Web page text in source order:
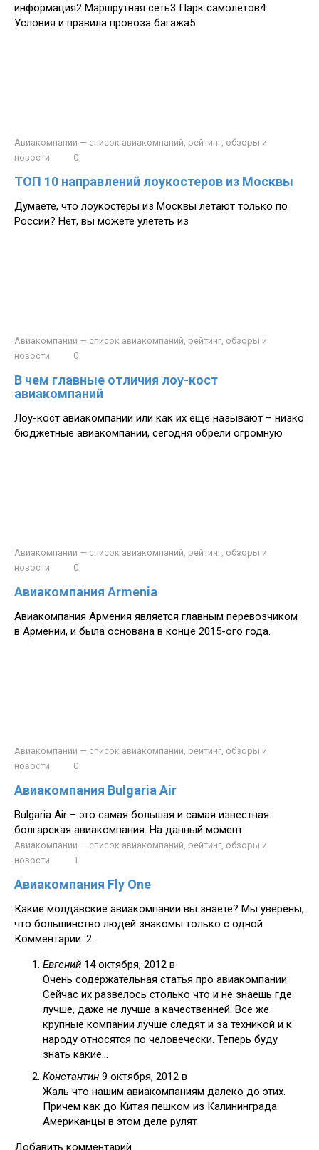
информация2 Маршрутная сеть3 Парк самолетов4
Условия и правила провоза багажа5
Авиакомпании — список авиакомпаний, рейтинг, обзоры и
новости
0
ТОП 10 направлений лоукостеров из Москвы
Думаете, что лоукостеры из Москвы летают только по
России? Нет, вы можете улететь из
Авиакомпании — список авиакомпаний, рейтинг, обзоры и
новости
0
В чем главные отличия лоу-кост
авиакомпаний
Лоу-кост авиакомпании или как их еще называют – низко
бюджетные авиакомпании, сегодня обрели огромную
Авиакомпании — список авиакомпаний, рейтинг, обзоры и
новости
0
Авиакомпания Armenia
Авиакомпания Армения является главным перевозчиком
в Армении, и была основана в конце 2015-ого года.
Авиакомпании — список авиакомпаний, рейтинг, обзоры и
новости
0
Авиакомпания Bulgaria Air
Bulgaria Air – это самая большая и самая известная
болгарская авиакомпания. На данный момент
Авиакомпании — список авиакомпаний, рейтинг, обзоры и
новости
1
Авиакомпания Fly One
Какие молдавские авиакомпании вы знаете? Мы уверены,
что большинство людей знакомы только с одной
Комментарии: 2
Евгений 14 октября, 2012 в
Очень содержательная статья про авиакомпании.
Сейчас их развелось столько что и не знаешь где
лучше, даже не лучше а качественней. Все же
крупные компании лучше следят и за техникой и к
народу относятся по человечески. Теперь буду
знать какие…
Константин 9 октября, 2012 в
Жаль что нашим авиакомпаниям далеко до этих.
Причем как до Китая пешком из Калининграда.
Американцы в этом деле рулят
Добавить комментарий